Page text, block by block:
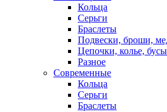
Кольца
Серьги
Браслеты
Подвески, броши,
Цепочки, колье, бусы
Разное
Современные
Кольца
Серьги
Браслеты